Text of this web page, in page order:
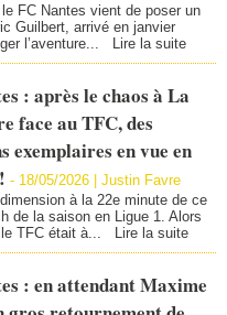
FC Nantes vient de poser un
Guilbert, arrivé en janvier
l’aventure...
Lire la suite
: après le chaos à La
face au TFC, des
exemplaires en vue en
- 18/05/2026 |Justin Favre
à la 22e minute de ce
de la saison en Ligue 1. Alors
le TFC était à...
Lire la suite
: en attendant Maxime